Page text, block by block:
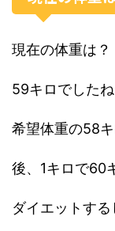
現在の体重は？
59キロでしたね
希望体重の58
後、1キロで60
ダイエットする